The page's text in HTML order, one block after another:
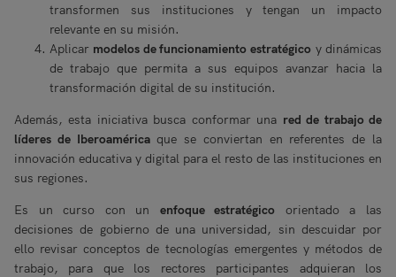
transformen sus instituciones y tengan un impacto
relevante en su misión. ​
Aplicar modelos de funcionamiento estratégico y dinámicas
de trabajo que permita a sus equipos avanzar hacia la
transformación digital de su institución. ​
Además, esta iniciativa busca conformar una red de trabajo de
líderes de Iberoaméricaque se conviertan en referentes de la
innovación educativa y digital para el resto de las instituciones en
sus regiones.
Es un curso con un enfoque estratégico orientado a las
decisiones de gobierno de una universidad, sin descuidar por
ello revisar conceptos de tecnologías emergentes y métodos de
trabajo, para que los rectores participantes adquieran los